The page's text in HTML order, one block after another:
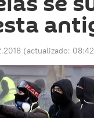
(actualizado: